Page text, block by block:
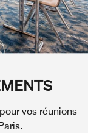
vos réunions